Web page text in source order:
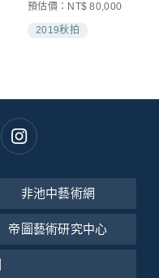
預估價：NT$ 80,000-
2019秋拍
非池中藝術網
帝圖藝術研究中心